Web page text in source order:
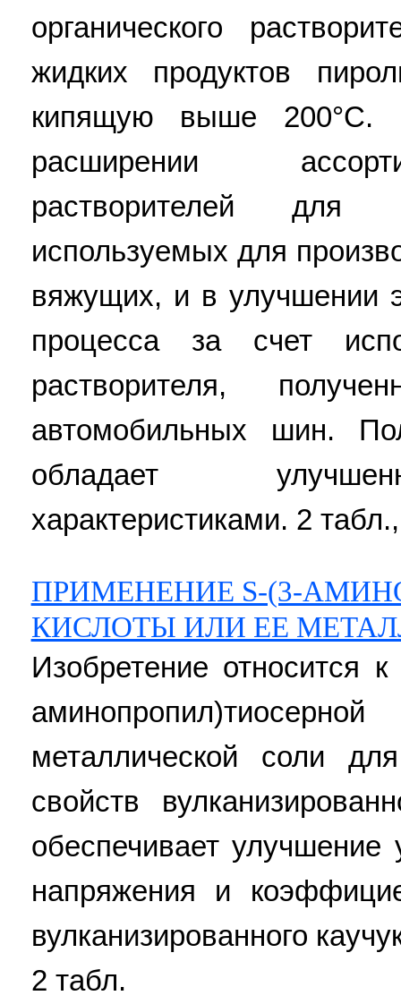
органического
жидких продуктов
кипящую выше 200°C.
расширении
растворителей для
используемых для
вяжущих, и в улучшении
процесса за счет
растворителя,
автомобильных шин.
обладает
характеристиками. 2
ПРИМЕНЕНИЕ S-(3-
КИСЛОТЫ ИЛИ ЕЕ
Изобретение относится
металлической соли
свойств
обеспечивает улучшение
напряжения и
вулканизированного
2 табл.